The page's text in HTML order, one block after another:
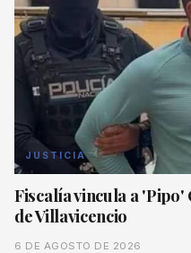
JUSTICIA
Fiscalía vincula a
de Villavicencio
6 DE AGOSTO DE 2026